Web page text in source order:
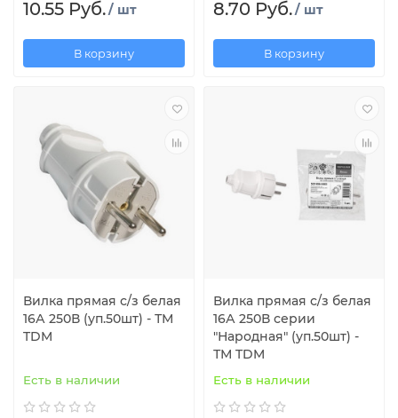
10.55 Руб./ шт
В корзину
8.70 Руб./ шт
В корзину
Вилка прямая с/з белая
16А 250В (уп.50шт) - ТМ
TDM
Есть в наличии
Вилка прямая с/з белая
16А 250В серии
"Народная" (уп.50шт) -
ТМ TDM
Есть в наличии